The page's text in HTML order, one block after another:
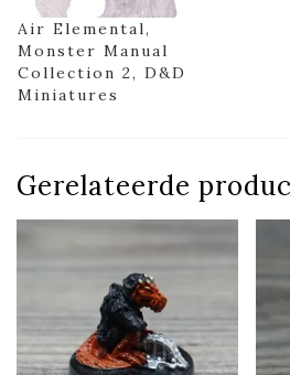
Air Elemental,
Monster Manual
Collection 2, D&D
Miniatures
Gerelateerde